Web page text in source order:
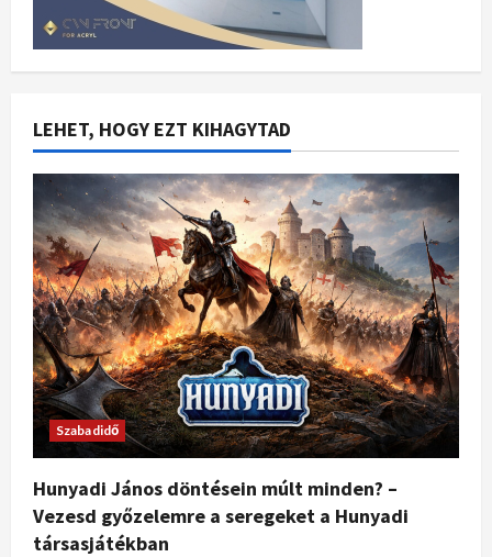
LEHET, HOGY EZT KIHAGYTAD
Szabadidő
Hunyadi János döntésein múlt minden? –
Vezesd győzelemre a seregeket a Hunyadi
társasjátékban